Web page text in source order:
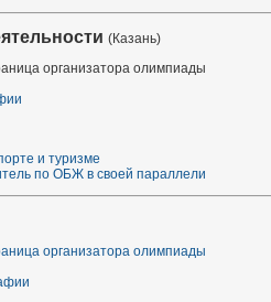
(Казань)
организатора олимпиады
и туризме
по ОБЖ в своей параллели
организатора олимпиады